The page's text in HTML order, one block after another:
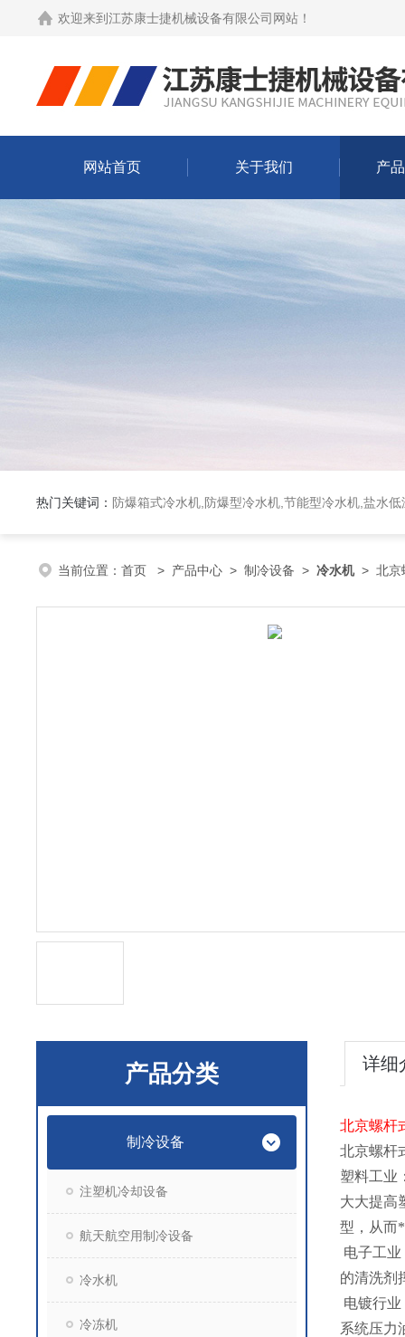
欢迎来到 江苏康士捷机械设备有限公司网站 ！
网站首页 关于我们 产
热门关键词： 防爆箱式冷水机,防爆型冷水机,节能型冷水机,盐水低
当前位置： 首页 > 产品中心 > 制冷设备 > 冷水机> 北京
产品分类
制冷设备
注塑机冷却设备
航天航空用制冷设备
冷水机
冷冻机
详细
北京螺杆
北京螺杆
塑料工业
大大提高
型，从而
电子工
的清洗剂
电镀行
系统压力